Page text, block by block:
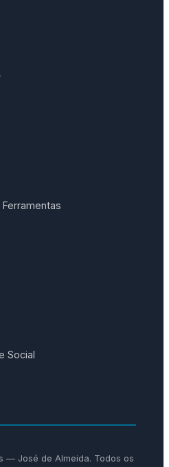
Social
— José de Almeida. Todos os